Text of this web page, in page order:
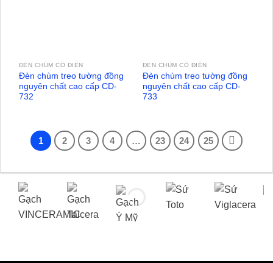
ĐÈN CHÙM CỔ ĐIỂN
Đèn chùm treo tường đồng
nguyên chất cao cấp CD-
732
ĐÈN CHÙM CỔ ĐIỂN
Đèn chùm treo tường đồng
nguyên chất cao cấp CD-
733
1 2 3 4 … 23 24 25